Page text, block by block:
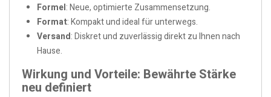
Formel: Neue, optimierte Zusammensetzung.
Format: Kompakt und ideal für unterwegs.
Versand: Diskret und zuverlässig direkt zu Ihnen nach
Hause.
Wirkung und Vorteile: Bewährte Stärke
neu definiert